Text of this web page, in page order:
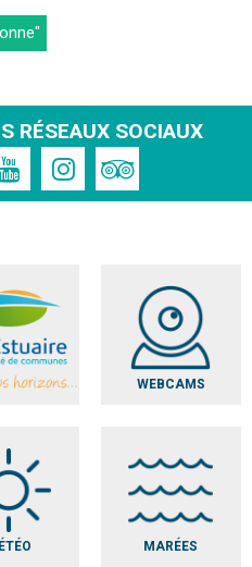
RÉSEAUX SOCIAUX
WEBCAMS
MARÉES